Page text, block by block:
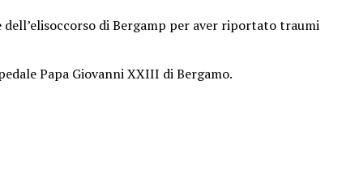
di Bergamp per aver riportato traumi
Papa Giovanni XXIII di Bergamo.